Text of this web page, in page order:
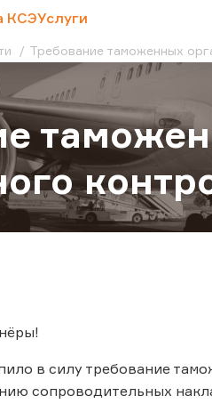
КСЭУслуги
Требование таможенных
в силу требование
сопроводительных